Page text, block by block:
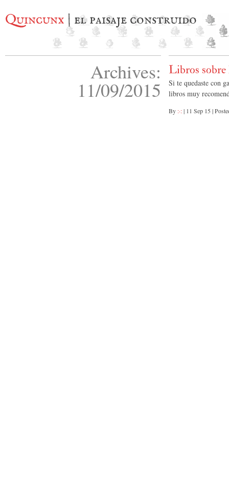
Quincunx | el paisaje construido
Archives:
11/09/2015
Libros sobre
Si te quedaste con
libros muy
By :·:| 11 Sep 15|